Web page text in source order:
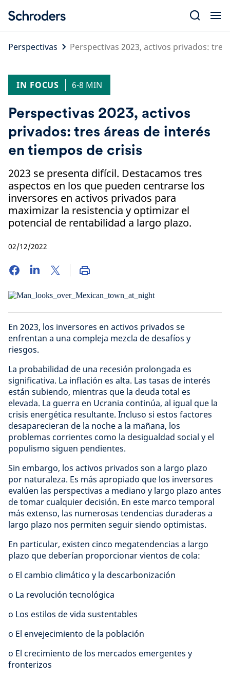
content
Perspectivas
Perspectivas 2023, activos privados:
IN FOCUS 6-8 MIN
Perspectivas 2023, activos
privados: tres áreas de interés
en tiempos de crisis
2023 se presenta difícil. Destacamos tres
aspectos en los que pueden centrarse los
inversores en activos privados para
maximizar la resistencia y optimizar el
potencial de rentabilidad a largo plazo.
02/12/2022
En 2023, los inversores en activos privados se
enfrentan a una compleja mezcla de desafíos y
riesgos.
La probabilidad de una recesión prolongada es
significativa. La inflación es alta. Las tasas de interés
están subiendo, mientras que la deuda total es
elevada. La guerra en Ucrania continúa, al igual que la
crisis energética resultante. Incluso si estos factores
desaparecieran de la noche a la mañana, los
problemas corrientes como la desigualdad social y el
populismo siguen pendientes.
Sin embargo, los activos privados son a largo plazo
por naturaleza. Es más apropiado que los inversores
evalúen las perspectivas a mediano y largo plazo antes
de tomar cualquier decisión. En este marco temporal
más extenso, las numerosas tendencias duraderas a
largo plazo nos permiten seguir siendo optimistas.
En particular, existen cinco megatendencias a largo
plazo que deberían proporcionar vientos de cola:
o El cambio climático y la descarbonización
o La revolución tecnológica
o Los estilos de vida sustentables
o El envejecimiento de la población
o El crecimiento de los mercados emergentes y
fronterizos